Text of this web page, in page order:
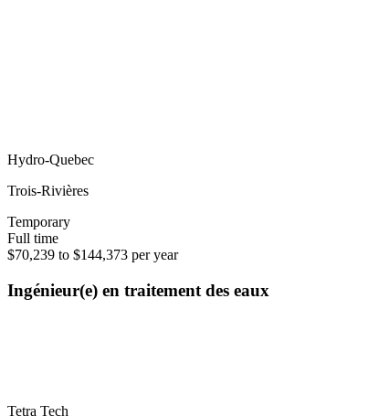
Hydro-Quebec
Trois-Rivières
Temporary
Full time
$70,239 to $144,373 per year
Ingénieur(e) en traitement des eaux
Tetra Tech